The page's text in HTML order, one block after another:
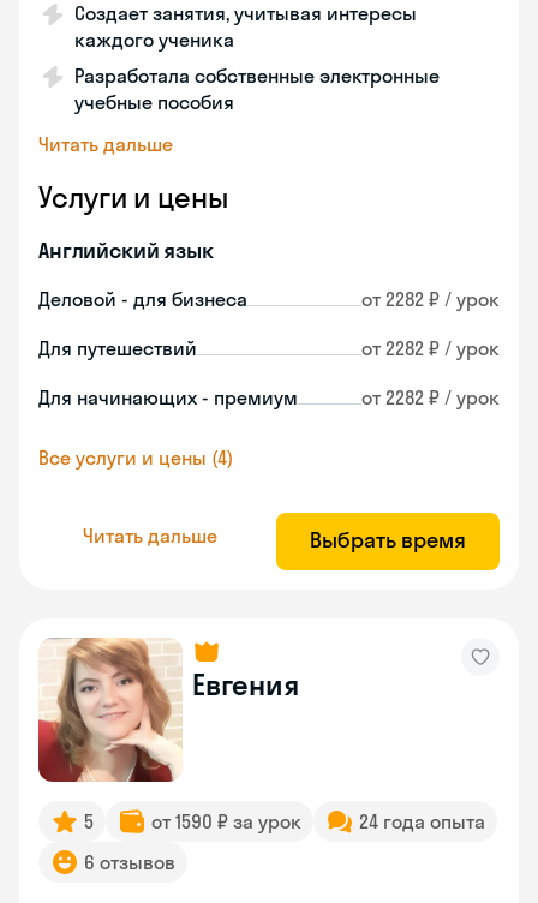
Создает занятия, учитывая интересы
каждого ученика
Разработала собственные электронные
учебные пособия
Читать дальше
Услуги и цены
Английский язык
Деловой - для бизнеса от 2282 ₽ / урок
Для путешествий от 2282 ₽ / урок
Для начинающих - премиум от 2282 ₽ / урок
Все услуги и цены (4)
Читать дальше Выбрать время
Евгения
5 от 1590 ₽ за урок
24 года опыта
6 отзывов